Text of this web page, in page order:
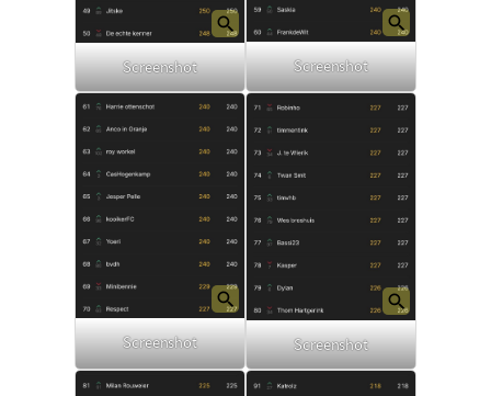
Screenshot Screenshot
Screenshot Screenshot